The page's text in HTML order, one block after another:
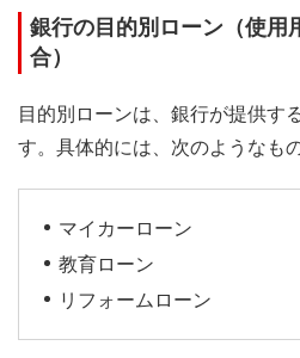
銀行の目的別ローン（使用
合）
目的別ローンは、銀行が提供す
す。具体的には、次のようなも
マイカーローン
教育ローン
リフォームローン